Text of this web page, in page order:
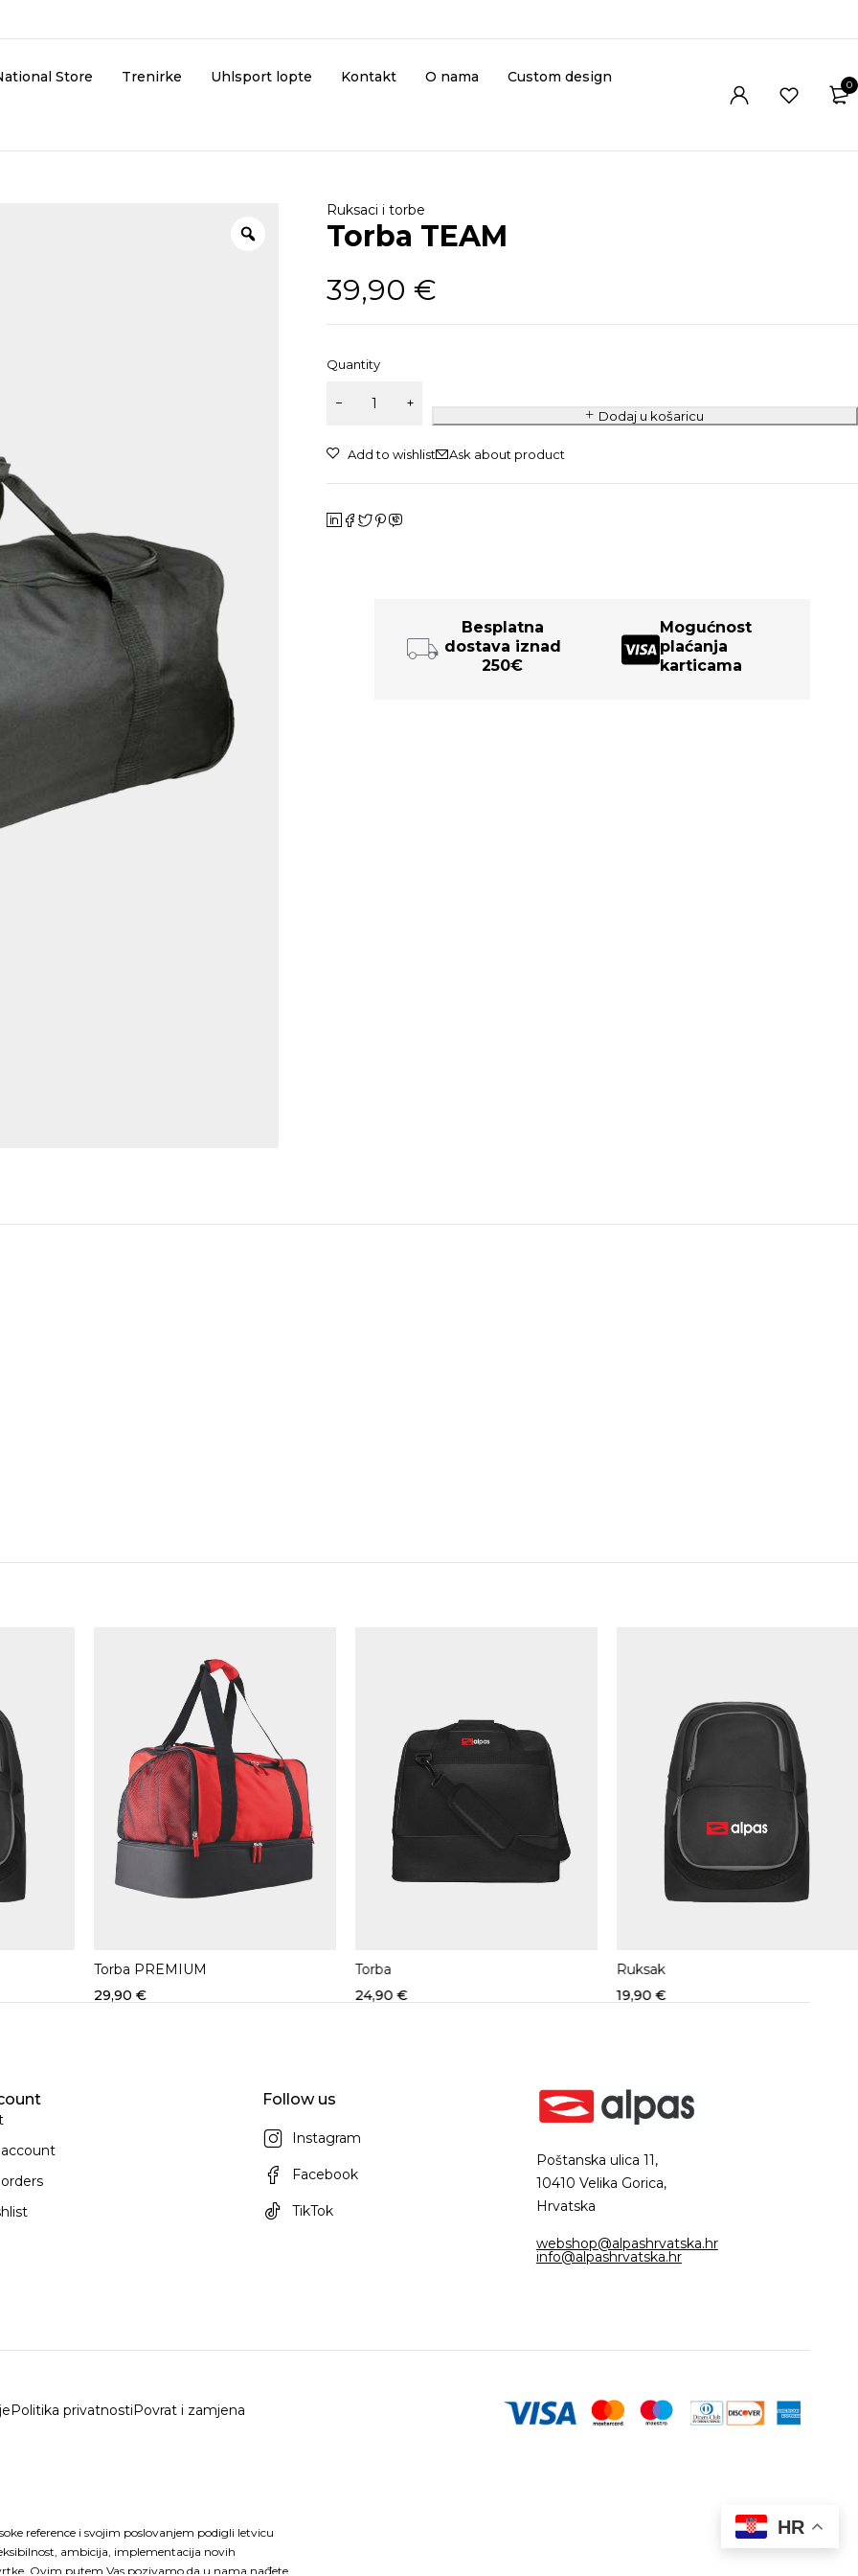
Store Trenirke Uhlsport lopte Kontakt O nama Custom design 0
Ruksaci i torbe
Torba TEAM
39,90€
Quantity
Dodaj u košaricu
Ask about product
Besplatna
dostava iznad
250€
Mogućnost
plaćanja
karticama
Quick add to cart
Crna/crvena
Crna
Torba PREMIUM
29,90 €
Torba
24,90€
Ruksak
19,90€
Follow us
Instagram
Facebook
TikTok
Poštanska ulica 11,
10410 Velika Gorica,
Hrvatska
webshop@alpashrvatska.hr
info@alpashrvatska.hr
Politika privatnostiPovrat i zamjena
reference i svojim poslovanjem podigli letvicu
ambicija, implementacija novih
Ovim putem Vas pozivamo da u nama nađete
HR